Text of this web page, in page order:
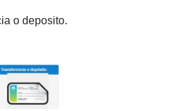
o deposito.